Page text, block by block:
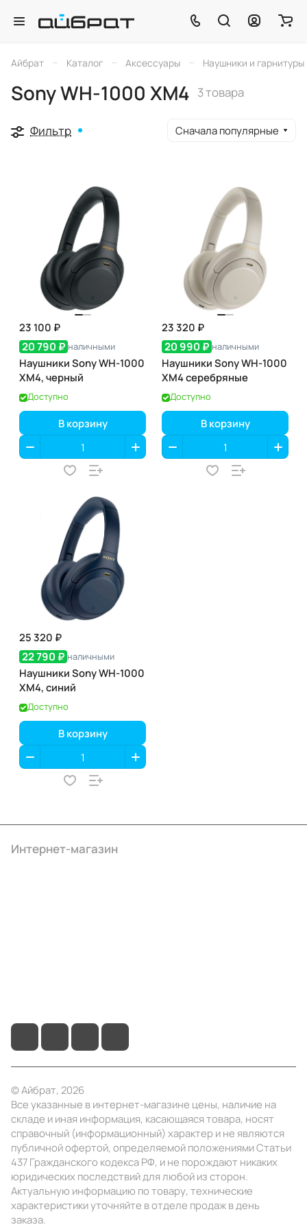
Айбрат – Каталог – Аксессуары – Наушники и гарнитуры
Sony WH-1000 XM4 3 товара
Фильтр Сначала популярные
23 100 ₽
20 790 ₽ наличными
Наушники Sony WH-1000
XM4, черный
Доступно
В корзину
23 320 ₽
20 990 ₽ наличными
Наушники Sony WH-1000
XM4 серебряные
Доступно
В корзину
25 320 ₽
22 790 ₽ наличными
Наушники Sony WH-1000
XM4, синий
Доступно
В корзину
Интернет-магазин
© Айбрат, 2026
Все указанные в интернет-магазине цены, наличие на
складе и иная информация, касающаяся товара, носят
справочный (информационный) характер и не являются
публичной офертой, определяемой положениями Статьи
437 Гражданского кодекса РФ, и не порождают никаких
юридических последствий для любой из сторон.
Актуальную информацию по товару, технические
характеристики уточняйте в отделе продаж в день
заказа.